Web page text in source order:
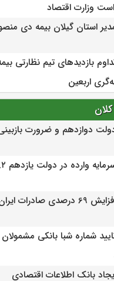
وزارت اقتصاد
استان گیلان بیمه دی
بازدیدهای تیم نظارتی
اربعین
دوازدهم و ضرورت
وارده در دولت یازدهم ۱۱.۲ میلیارد دلار است
درصدی صادرات ایران به نیجریه
شماره شبا بانکی
بانک اطلاعات اقتصادی